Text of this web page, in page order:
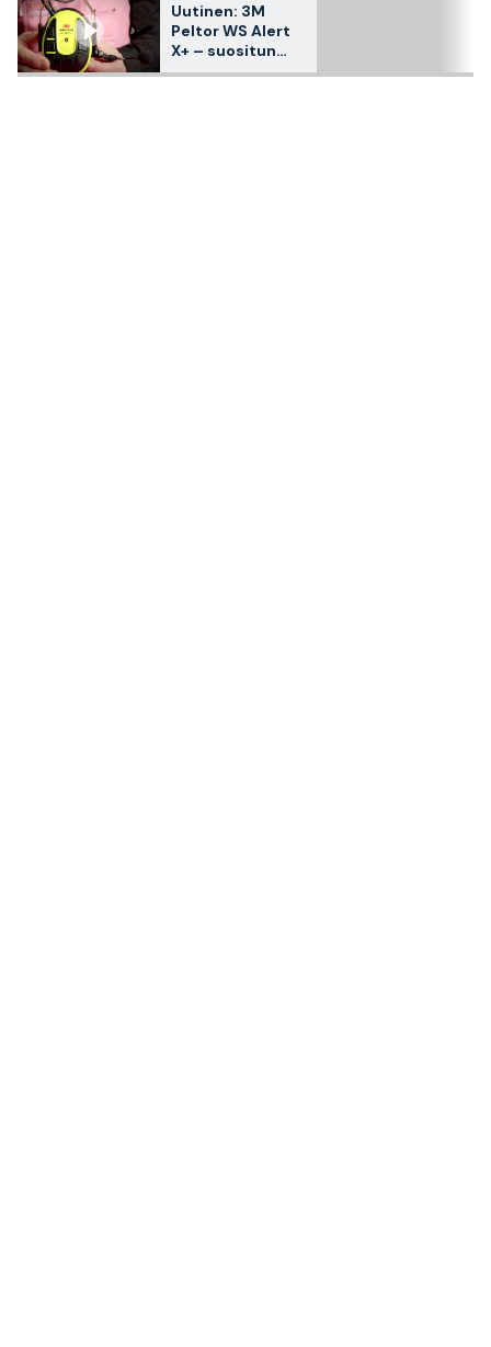
Uutinen: 3M
Peltor WS Alert
X+ – suositun
kuulonsuojaimen